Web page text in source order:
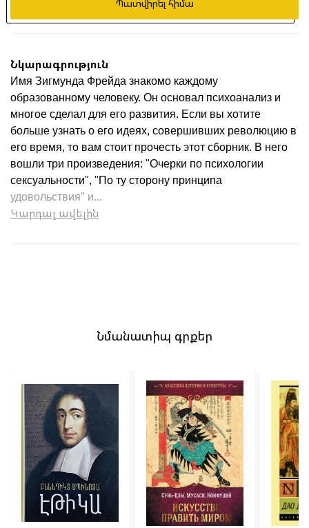
Պատվիրել հիմա
Նկարագրություն
Имя Зигмунда Фрейда знакомо каждому
образованному человеку. Он основал психоанализ и
многое сделал для его развития. Если вы хотите
больше узнать о его идеях, совершивших революцию в
его время, то вам стоит прочесть этот сборник. В него
вошли три произведения: "Очерки по психологии
сексуальности", "По ту сторону принципа
удовольствия" и...
Կարդալ ավելին
Նմանատիպ գրքեր